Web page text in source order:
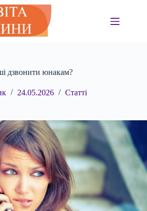
дзвонити юнакам?
24.05.2026 Статті